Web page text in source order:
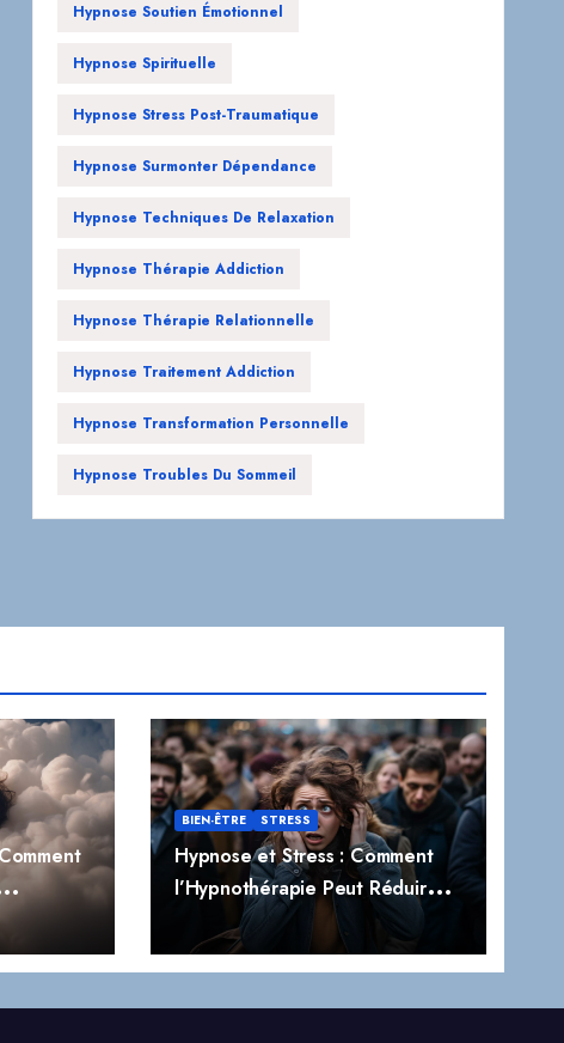
Hypnose Soutien Émotionnel
Hypnose Spirituelle
Hypnose Stress Post-Traumatique
Hypnose Surmonter Dépendance
Hypnose Techniques De Relaxation
Hypnose Thérapie Addiction
Hypnose Thérapie Relationnelle
Hypnose Traitement Addiction
Hypnose Transformation Personnelle
Hypnose Troubles Du Sommeil
BIEN-ÊTRE STRESS
Hypnose et Stress : Comment
l’Hypnothérapie Peut Réduire
Naturellement le Stress